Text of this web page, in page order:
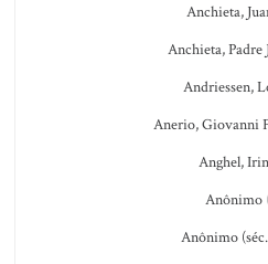
Anchieta,
Anchieta, Padre
Andriessen,
Anerio, Giovanni
Anghel,
Anônimo
Anônimo